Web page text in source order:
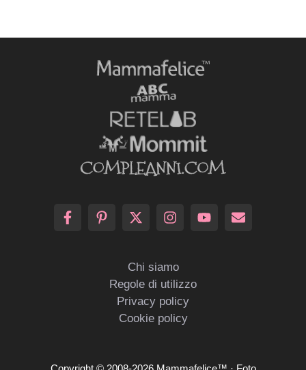
Chi siamo
Regole di utilizzo
Privacy policy
Cookie policy